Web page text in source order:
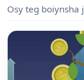
Osy teg